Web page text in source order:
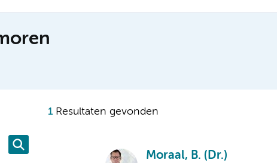
1Resultaten gevonden
Moraal, B. (Dr.)